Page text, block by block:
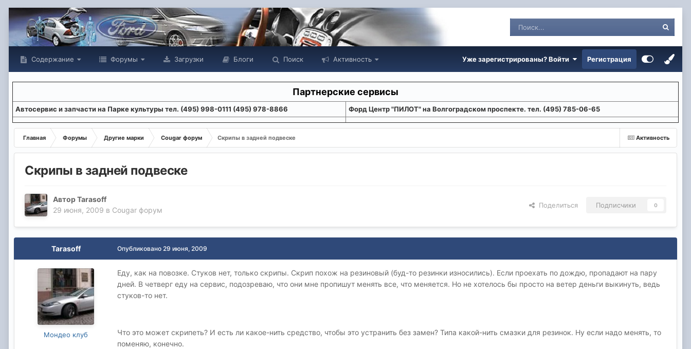
Содержание Форумы Загрузки Блоги Поиск Активность Уже зарегистрированы? Войти Регистрация
Партнерские сервисы
Aвтосервис и запчасти на Парке культуры тел. (495) 998-0111 (495) 978-8866 Форд Центр "ПИЛОТ" на Волгоградском проспекте. тел. (495) 785-06-65
Активность
Главная Форумы Другие марки Cougar форум Скрипы в задней подвеске
Скрипы в задней подвеске
АвторTarasoff
29 июня, 2009 в Cougar форум
Поделиться Подписчики 0
Tarasoff
Мондео клуб
Опубликовано 29 июня, 2009
Еду, как на повозке. Стуков нет, только скрипы. Скрип похож на резиновый (буд-то резинки износились). Если проехать по дождю, пропадают на пару
дней. В четверг еду на сервис, подозреваю, что они мне пропишут менять все, что меняется. Но не хотелось бы просто на ветер деньги выкинуть, ведь
стуков-то нет.
Что это может скрипеть? И есть ли какое-нить средство, чтобы это устранить без замен? Типа какой-нить смазки для резинок. Ну если надо менять, то
поменяю, конечно.